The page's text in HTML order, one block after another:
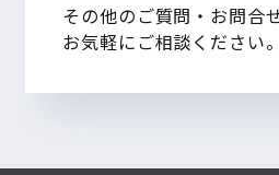
その他のご質問・お問合
お気軽にご相談ください。